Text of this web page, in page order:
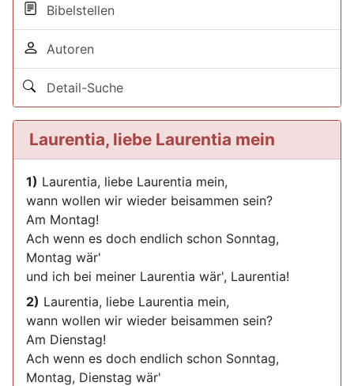
Bibelstellen
Autoren
Detail-Suche
Laurentia, liebe Laurentia mein
1) Laurentia, liebe Laurentia mein,
wann wollen wir wieder beisammen sein?
Am Montag!
Ach wenn es doch endlich schon Sonntag,
Montag wär'
und ich bei meiner Laurentia wär', Laurentia!
2) Laurentia, liebe Laurentia mein,
wann wollen wir wieder beisammen sein?
Am Dienstag!
Ach wenn es doch endlich schon Sonntag,
Montag, Dienstag wär'